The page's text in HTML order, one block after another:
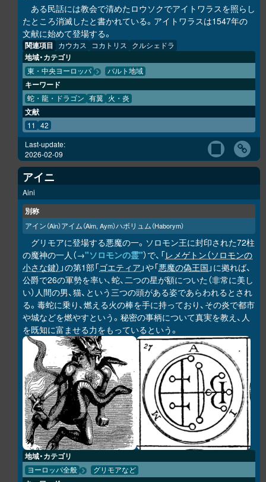
ある民話には教会で清めたロウソクでアイトワラスを照らし
たところ消滅したと書かれている。アイトワラスは1547年の
文献に始めて登場する。
関連項目 カウカス コカトリス クルシェドラ
地域・カテゴリ
東・中央ヨーロッパ バルト地域
キーワード
蛇・龍・ドラゴン 有翼 火・炎
文献
11 42
Last-update:
2026-02-09
アイニ
Aini
別称
アイン（Ain）アイム（Aim, Aym）ハボリュム（Haborym）
グリモアに登場する悪魔の一。ソロモン王に封印された72柱
の魔神の一人（→"ソロモンの霊"）で、「レメゲトン（ソロモンの
小さな鍵） 」の第1部「ゴエティア 」や「悪魔の偽王国 」に拠れば、
公爵で26の軍勢を率い、蛇、二つの星が額についた（非常に美し
い）人間の男、猫、という三つの頭がある姿であらわれるとされ
る。毒蛇に乗り、燃える火の棒を手に持っており、その炎で都市
や城などを燃やすという。秘密の事柄について真実を教え、人
を既知に富ませる力をもっているという。
地域・カテゴリ
ヨーロッパ全般 グリモアなど